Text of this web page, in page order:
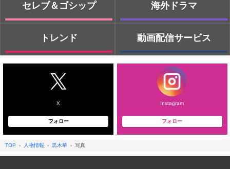
セレブ＆ゴシップ
トレンド
海外ドラマ
動画配信サービス
X
フォロー
Instagram
フォロー
TOP 人物情報 黒木華 写真